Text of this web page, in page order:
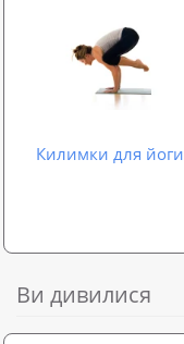
Килимки для йоги
Ви дивилися